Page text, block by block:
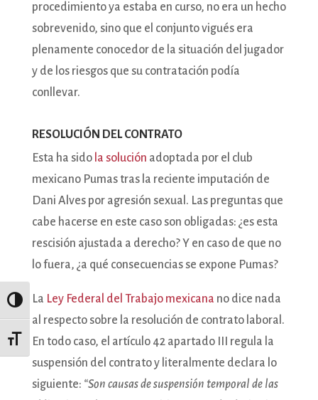
Alternar alto contraste
Alternar tamaño de letra
procedimiento ya estaba en curso, no era un hecho
sobrevenido, sino que el conjunto vigués era
plenamente conocedor de la situación del jugador
y de los riesgos que su contratación podía
conllevar.
RESOLUCIÓN DEL CONTRATO
Esta ha sido la solución adoptada por el club
mexicano Pumas tras la reciente imputación de
Dani Alves por agresión sexual. Las preguntas que
cabe hacerse en este caso son obligadas: ¿es esta
rescisión ajustada a derecho? Y en caso de que no
lo fuera, ¿a qué consecuencias se expone Pumas?
La Ley Federal del Trabajo mexicana no dice nada
al respecto sobre la resolución de contrato laboral.
En todo caso, el artículo 42 apartado III regula la
suspensión del contrato y literalmente declara lo
siguiente: “Son causas de suspensión temporal de las